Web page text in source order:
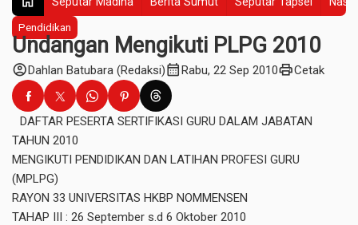
Pendidikan
Undangan Mengikuti PLPG 2010
account_circleDahlan Batubara (Redaksi)calendar_monthRabu, 22 Sep 2010printCetak
DAFTAR PESERTA SERTIFIKASI GURU DALAM JABATAN
TAHUN 2010
MENGIKUTI PENDIDIKAN DAN LATIHAN PROFESI GURU
(MPLPG)
RAYON 33 UNIVERSITAS HKBP NOMMENSEN
TAHAP III : 26 September s.d 6 Oktober 2010